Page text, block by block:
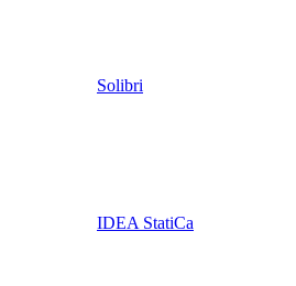
Solibri
IDEA StatiCa